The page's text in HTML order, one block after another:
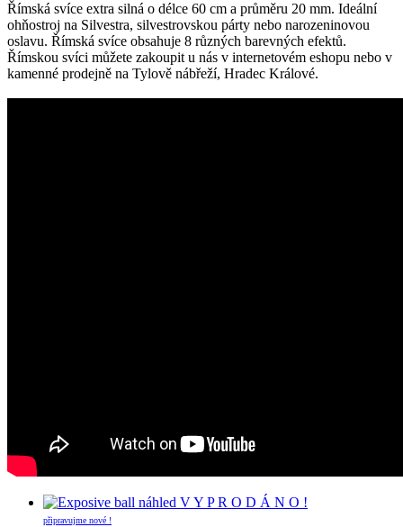
Římská svíce extra silná o délce 60 cm a průměru 20 mm. Ideální
ohňostroj na Silvestra, silvestrovskou párty nebo narozeninovou
oslavu. Římská svíce obsahuje 8 různých barevných efektů.
Římskou svíci můžete zakoupit u nás v internetovém eshopu nebo v
kamenné prodejně na Tylově nábřeží, Hradec Králové.
náhled V Y P R O D Á N O !
připravujme nové !